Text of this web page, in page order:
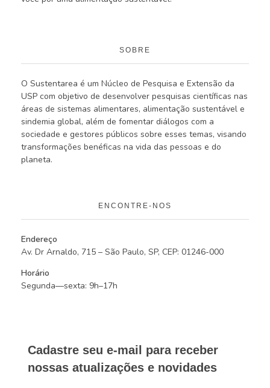
SOBRE
O Sustentarea é um Núcleo de Pesquisa e Extensão da
USP com objetivo de desenvolver pesquisas científicas nas
áreas de sistemas alimentares, alimentação sustentável e
sindemia global, além de fomentar diálogos com a
sociedade e gestores públicos sobre esses temas, visando
transformações benéficas na vida das pessoas e do
planeta.
ENCONTRE-NOS
Endereço
Av. Dr Arnaldo, 715 – São Paulo, SP, CEP: 01246-000
Horário
Segunda—sexta: 9h–17h
Cadastre seu e-mail para receber
nossas atualizações e novidades